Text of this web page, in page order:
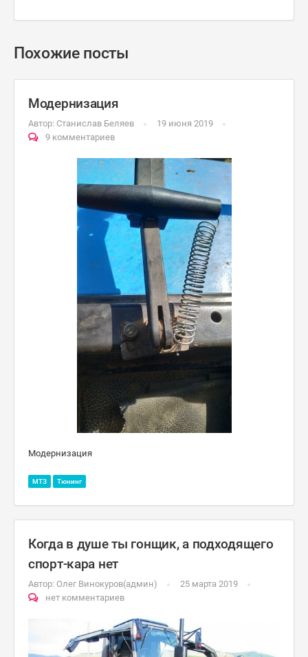
Похожие посты
Модернизация
Автор: Станислав Беляев
19 июня 2019
9 комментариев
Модернизация
МТЗ Тюнинг
Когда в душе ты гонщик, а подходящего
спорт-кара нет
Автор: Олег Винокуров(админ)
25 марта 2019
нет комментариев